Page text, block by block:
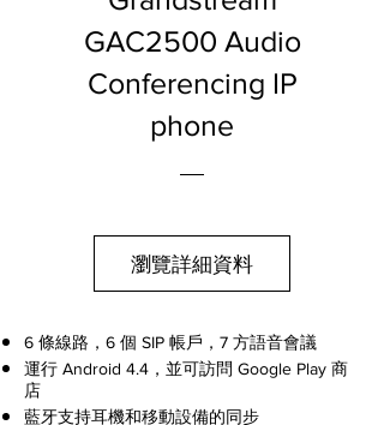
GAC2500 Audio
Conferencing IP
phone
瀏覽詳細資料
6 條線路，6 個 SIP 帳戶，7 方語音會議
運行 Android 4.4，並可訪問 Google Play 商
店
藍牙支持耳機和移動設備的同步